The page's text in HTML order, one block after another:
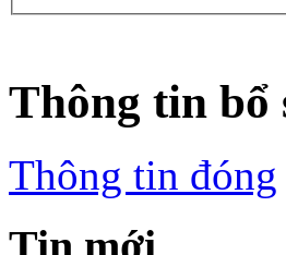
Thông tin bổ
Thông tin đóng